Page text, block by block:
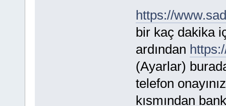
https://
bir kaç dakika
ardından
(Ayarlar)
telefon
kısmından